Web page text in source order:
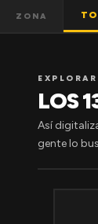
ZONA
EXPLORAR
LOS
Así
gente lo